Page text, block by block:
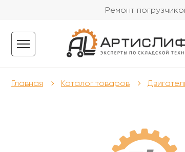
Ремонт
Главная Каталог товаров